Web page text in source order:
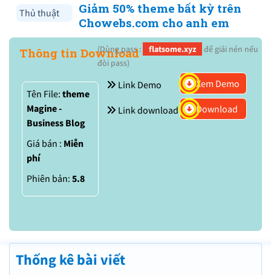
Thủ thuật
Giảm 50% theme bất kỳ trên
Chowebs.com cho anh em
Thông tin Download
(Dùng pass : flatsome.xyz
để giải nén nếu
đòi pass)
Tên File: theme
Magine -
Business Blog
Giá bán : Miễn
phí
Phiên bản: 5.8
Link Demo Xem Demo
Link download Download
Thống kê bài viết